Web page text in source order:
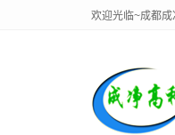
欢迎光临~成都